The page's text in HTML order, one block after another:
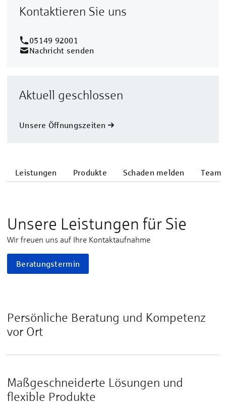
Kontaktieren Sie uns
05149 92001
Nachricht senden
Aktuell geschlossen
Unsere Öffnungszeiten
Leistungen Produkte Schaden melden Team
Unsere Leistungen für Sie
Wir freuen uns auf Ihre Kontaktaufnahme
Beratungstermin
Persönliche Beratung und Kompetenz
vor Ort
Maßgeschneiderte Lösungen und
flexible Produkte